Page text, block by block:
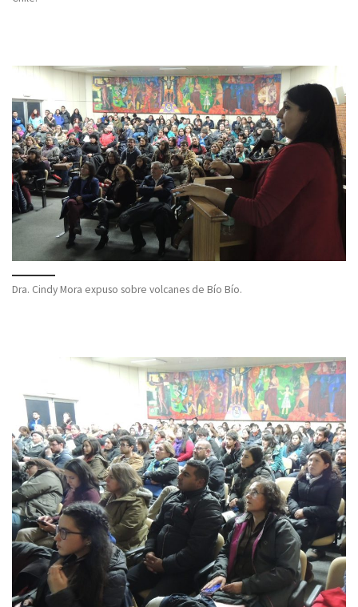
Dra. Cindy Mora expuso sobre volcanes de Bío Bío.